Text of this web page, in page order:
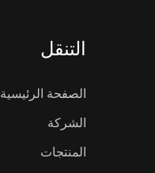
التنقل
الصفحة الرئيسية
الشركة
المنتجات